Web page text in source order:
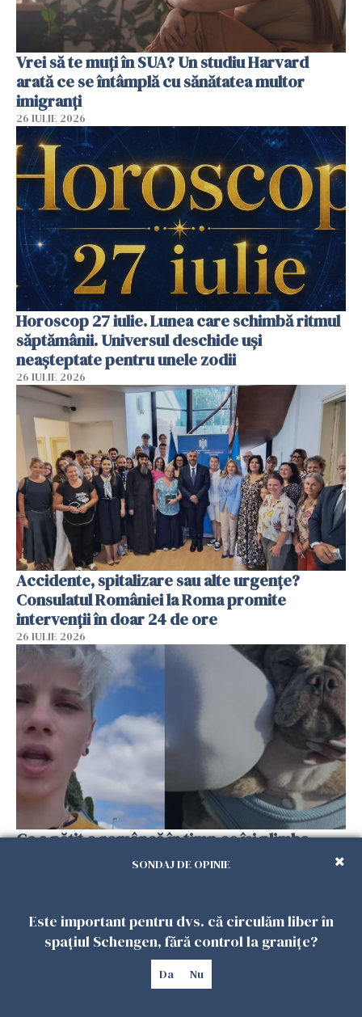
Vrei să te muți în SUA? Un studiu Harvard
arată ce se întâmplă cu sănătatea multor
imigranți
26 IULIE 2026
Horoscop 27 iulie. Lunea care schimbă ritmul
săptămânii. Universul deschide uși
neașteptate pentru unele zodii
26 IULIE 2026
Accidente, spitalizare sau alte urgențe?
Consulatul României la Roma promite
intervenții în doar 24 de ore
26 IULIE 2026
Ce a pățit o româncă în timp ce își plimba
câinele în Germania. Mesajul ei a stârnit
SONDAJ DE OPINIE
Este important pentru dvs. că circulăm liber în
spațiul Schengen, fără control la granițe?
Da Nu